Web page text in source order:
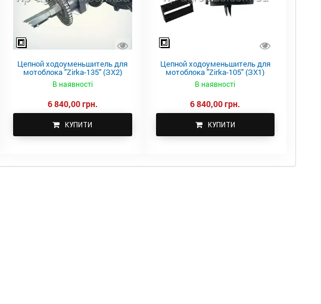
Цепной ходоуменьшитель для
мотоблока "Zirka-135" (ЗХ2)
В наявності
6 840,00 грн.
КУПИТИ
Цепной ходоуменьшитель для
мотоблока "Zirka-105" (ЗХ1)
В наявності
6 840,00 грн.
КУПИТИ